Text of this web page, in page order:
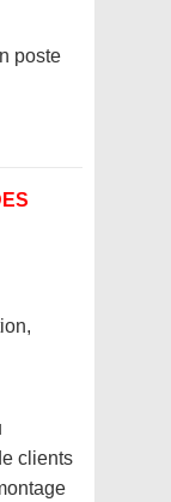
poste
clients